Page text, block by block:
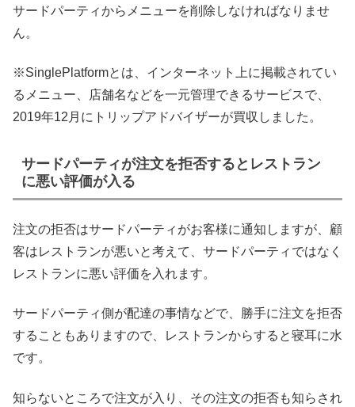
サードパーティからメニューを削除しなければなりませ
ん。
※SinglePlatformとは、インターネット上に掲載されてい
るメニュー、店舗名などを一元管理できるサービスで、
2019年12月にトリップアドバイザーが買収しました。
サードパーティが注文を拒否するとレストラン
に悪い評価が入る
注文の拒否はサードパーティがお客様に通知しますが、顧
客はレストランが悪いと考えて、サードパーティではなく
レストランに悪い評価を入れます。
サードパーティ側が配達の事情などで、勝手に注文を拒否
することもありますので、レストランからすると寝耳に水
です。
知らないところで注文が入り、その注文の拒否も知らされ